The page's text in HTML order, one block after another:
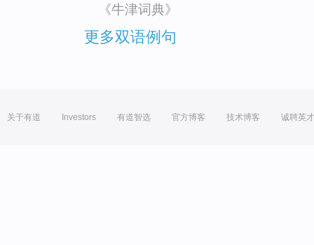
《牛津词典》
更多双语例句
关于有道 Investors 有道智选 官方博客 技术博客 诚聘英才